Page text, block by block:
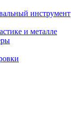
инструмент
и металле